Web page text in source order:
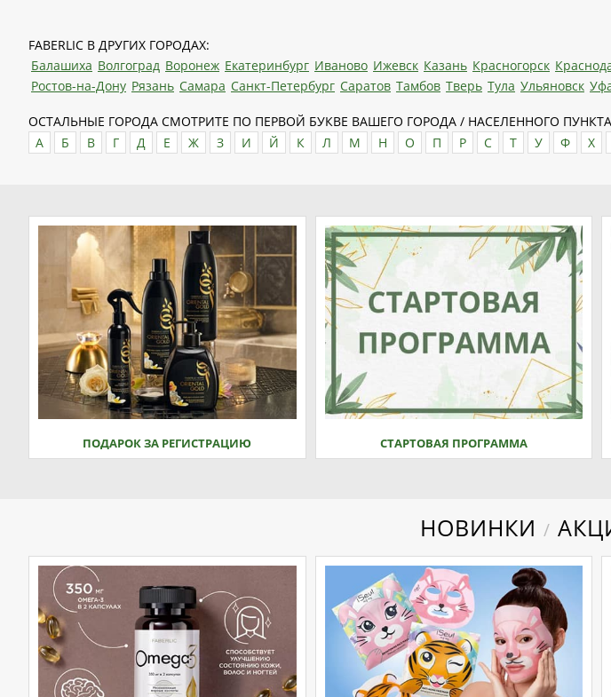
FABERLIC В ДРУГИХ ГОРОДАХ:
Балашиха Волгоград Воронеж Екатеринбург Иваново Ижевск Казань Красногорск
Ростов-на-Дону Рязань Самара Санкт-Петербург Саратов Тамбов Тверь Тула Ульяновск
ОСТАЛЬНЫЕ ГОРОДА СМОТРИТЕ ПО ПЕРВОЙ БУКВЕ ВАШЕГО ГОРОДА / НАСЕЛЕННОГО
А
Б В Г Д Е Ж З И Й К Л М Н О П Р С Т У Ф Х
ПОДАРОК ЗА РЕГИСТРАЦИЮ СТАРТОВАЯ ПРОГРАММА
НОВИНКИ /